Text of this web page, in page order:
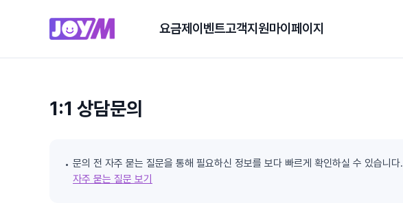
요금제 이벤트고객지원마이페이지
1:1 상담문의
문의 전 자주 묻는 질문을 통해 필요하신 정보를 보다 빠르게 확인하실 수 있습니다.
자주 묻는 질문 보기